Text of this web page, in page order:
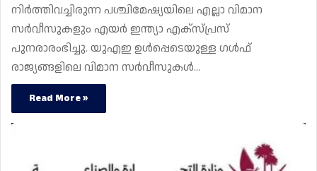
നിർത്തിവച്ചിരുന്ന പശ്ചിമേഷ്യയിലെ എല്ലാ വിമാന
സർവീസുകളും എയർ ഇന്ത്യാ എക്സ്പ്രസ്
പുനരാരംഭിച്ചു. യുഎഇ ഉൾപ്പെടെയുള്ള ഗൾഫ്
രാജ്യങ്ങളിലെ വിമാന സർവീസുകൾ…
Read More »